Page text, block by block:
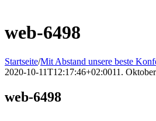
web-6498
Startseite/Mit Abstand unsere beste
2020-10-11T12:17:46+02:0011.
web-6498